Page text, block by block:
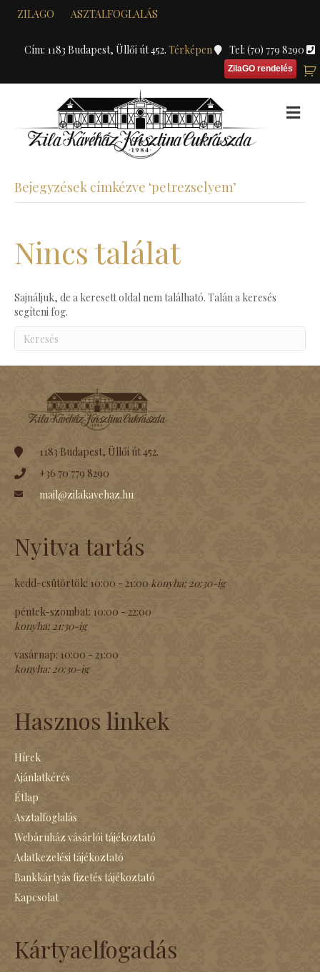
ZILAGO ASZTALFOGLALÁS
Cím: 1183 Budapest, Üllői út 452. Térképen Tel: (70) 779 8290
ZilaGO rendelés
Bejegyzések címkézve ‘petrezselyem’
Nincs találat
Sajnáljuk, de a keresett oldal nem található. Talán a keresés
segíteni fog.
1183 Budapest, Üllői út 452.
+36 70 779 8290
mail@zilakavehaz.hu
Nyitva tartás
kedd-csütörtök: 10:00 - 21:00 konyha: 20:30-ig
péntek-szombat: 10:00 - 22:00
konyha: 21:30-ig
vasárnap: 10:00 - 21:00
konyha: 20:30-ig
Hasznos linkek
Hírek
Ajánlatkérés
Étlap
Asztalfoglalás
Webáruház vásárlói tájékoztató
Adatkezelési tájékoztató
Bankkártyás fizetés tájékoztató
Kapcsolat
Kártyaelfogadás